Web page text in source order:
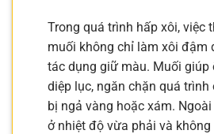
Trong quá trình hấp xôi, việc
muối không chỉ làm xôi đậm
tác dụng giữ màu. Muối giúp
diệp lục, ngăn chặn quá trình
bị ngả vàng hoặc xám.
ở nhiệt độ vừa phải và